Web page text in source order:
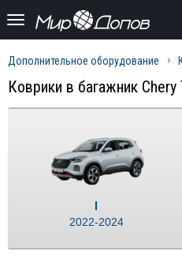
Дополнительное оборудование
Коврики в багажник
I
2022-2024